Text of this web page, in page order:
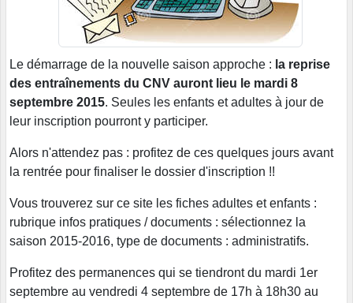
Le démarrage de la nouvelle saison approche : la reprise
des entraînements du CNV auront lieu le mardi 8
septembre 2015. Seules les enfants et adultes à jour de
leur inscription pourront y participer.
Alors n'attendez pas : profitez de ces quelques jours avant
la rentrée pour finaliser le dossier d'inscription !!
Vous trouverez sur ce site les fiches adultes et enfants :
rubrique infos pratiques / documents : sélectionnez la
saison 2015-2016, type de documents : administratifs.
Profitez des permanences qui se tiendront du mardi 1er
septembre au vendredi 4 septembre de 17h à 18h30 au